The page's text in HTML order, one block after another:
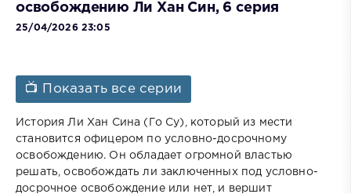
освобождению Ли Хан Син, 6 серия
25/04/2026 23:05
📺 Показать все серии
История Ли Хан Сина (Го Су), который из мести
становится офицером по условно-досрочному
освобождению. Он обладает огромной властью
решать, освобождать ли заключенных под условно-
досрочное освобождение или нет, и вершит